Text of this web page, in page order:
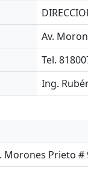
Av.
Tel.
Ing.
Morones Prieto